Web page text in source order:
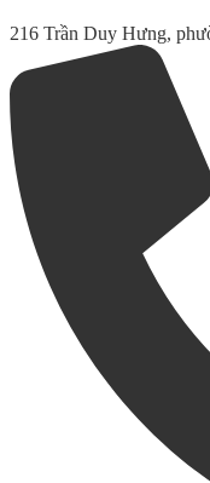
216 Trần Duy Hưng,